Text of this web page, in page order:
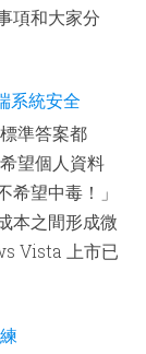
項和大家分
系統安全
準答案都
望個人資料
望中毒！」
本之間形成微
Vista 上市已